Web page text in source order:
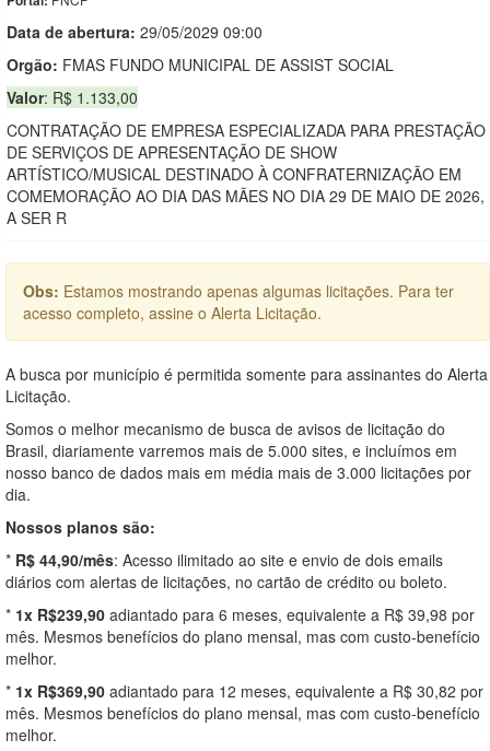
Data de abertura: 29/05/2029 09:00
Orgão: FMAS FUNDO MUNICIPAL DE ASSIST SOCIAL
Valor: R$ 1.133,00
CONTRATAÇÃO DE EMPRESA ESPECIALIZADA PARA PRESTAÇÃO
DE SERVIÇOS DE APRESENTAÇÃO DE SHOW
ARTÍSTICO/MUSICAL DESTINADO À CONFRATERNIZAÇÃO EM
COMEMORAÇÃO AO DIA DAS MÃES NO DIA 29 DE MAIO DE 2026,
A SER R
Obs: Estamos mostrando apenas algumas licitações. Para ter
acesso completo, assine o Alerta Licitação.
A busca por município é permitida somente para assinantes do Alerta
Licitação.
Somos o melhor mecanismo de busca de avisos de licitação do
Brasil, diariamente varremos mais de 5.000 sites, e incluímos em
nosso banco de dados mais em média mais de 3.000 licitações por
dia.
Nossos planos são:
* R$ 44,90/mês: Acesso ilimitado ao site e envio de dois emails
diários com alertas de licitações, no cartão de crédito ou boleto.
* 1x R$239,90 adiantado para 6 meses, equivalente a R$ 39,98 por
mês. Mesmos benefícios do plano mensal, mas com custo-benefício
melhor.
* 1x R$369,90 adiantado para 12 meses, equivalente a R$ 30,82 por
mês. Mesmos benefícios do plano mensal, mas com custo-benefício
melhor.